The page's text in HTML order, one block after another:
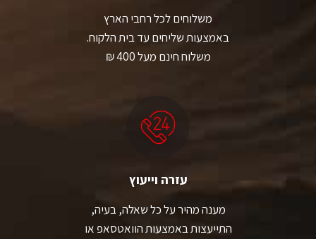
משלוחים לכל רחבי הארץ
באמצעות שליחים עד בית הלקוח.
משלוח חינם מעל 400 ₪
עזרה וייעוץ
מענה מהיר על כל שאלה, בעיה,
התייעצות באמצעות הוואטסאפ או